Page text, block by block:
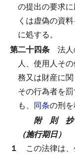
の提出の要求
くは虚偽の資
に処する。
第二十四条 法
人、使用人そ
務又は財産に関
その行為者を
も、 同条の刑を
附 則 抄
（施行期日）
１ この法律は